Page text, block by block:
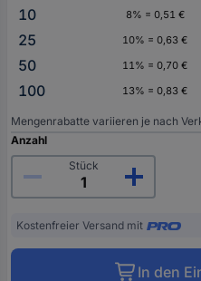
10
8% = 0,51 €
25
10% = 0,63 €
50
11% = 0,70 €
100
13% = 0,83 €
Mengenrabatte variieren je nach
Anzahl
Stück
Kostenfreier Versand mit
In den